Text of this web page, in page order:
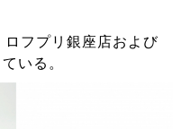
フプリ銀座店および
いる。